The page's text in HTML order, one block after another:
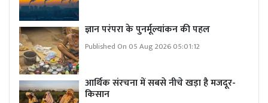
ज्ञान परंपरा के पुनर्मूल्यांकन की पहल
Published On 05 Aug 2026 05:01:12
आर्थिक संरचना में सबसे नीचे खड़ा है मजदूर-
किसान